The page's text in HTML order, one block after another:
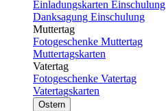
Einladungskarten Einschulung
Danksagung Einschulung
Muttertag
Fotogeschenke Muttertag
Muttertagskarten
Vatertag
Fotogeschenke Vatertag
Vatertagskarten
Ostern